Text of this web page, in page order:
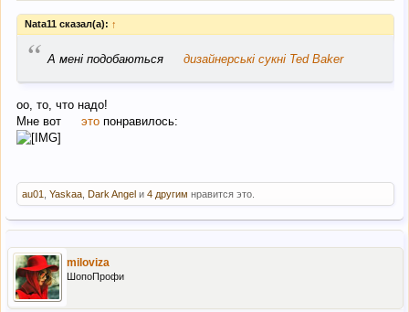
Nata11 сказал(а): ↑
“ А мені подобаються дизайнерські сукні Ted Baker
оо, то, что надо!
Мне вот
это понравилось:
au01 Yaskaa Dark Angel и 4 другим нравится это.
miloviza
ШопоПрофи